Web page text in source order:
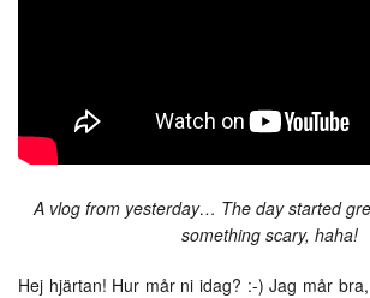
A vlog from yesterday… The day started
something scary, haha!
Hej hjärtan! Hur mår ni idag? :-) Jag mår